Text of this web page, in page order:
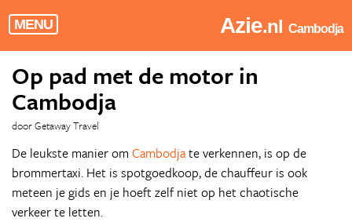
MENU Azie.nl Cambodja
Op pad met de motor in
Cambodja
door Getaway Travel
De leukste manier om Cambodjate verkennen, is op de
brommertaxi. Het is spotgoedkoop, de chauffeur is ook
meteen je gids en je hoeft zelf niet op het chaotische
verkeer te letten.